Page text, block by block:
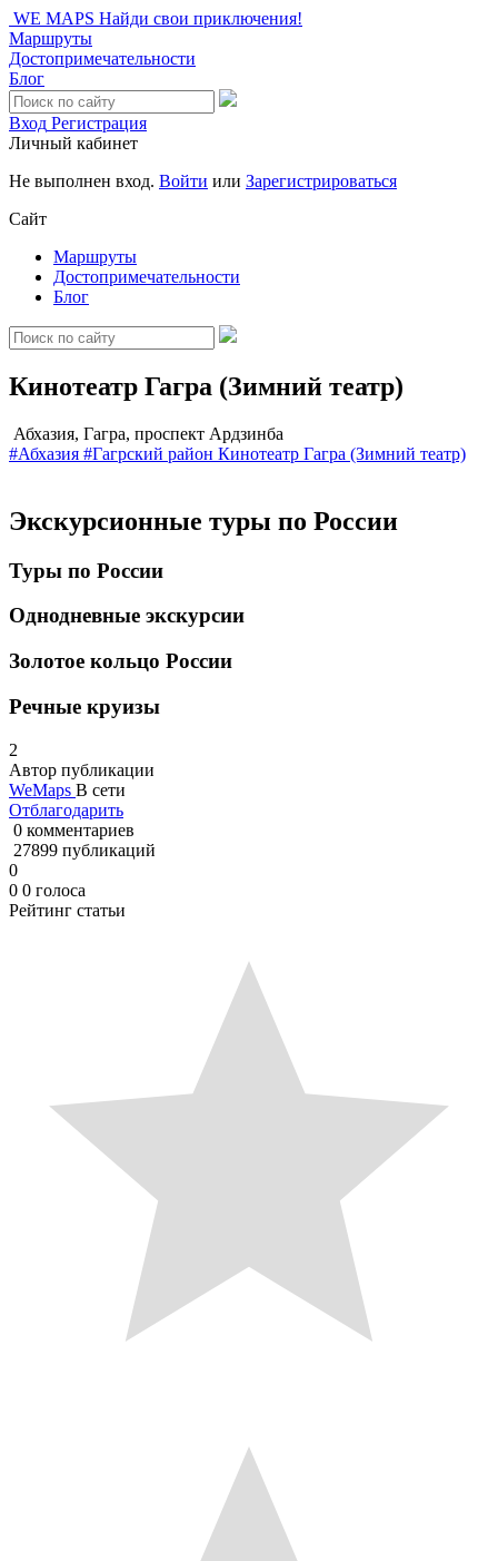
WE MAPS Найди свои приключения!
Маршруты
Достопримечательности
Блог
Вход Регистрация
Личный кабинет
Не выполнен вход. Войти или Зарегистрироваться
Сайт
Маршруты
Достопримечательности
Блог
Кинотеатр Гагра (Зимний театр)
Абхазия, Гагра, проспект Ардзинба
#Абхазия #Гагрский район Кинотеатр Гагра (Зимний театр)
Экскурсионные туры по России
Туры по России
Однодневные экскурсии
Золотое кольцо России
Речные круизы
2
Автор публикации
WeMaps В сети
Отблагодарить
0 комментариев
27899 публикаций
0
0 0 голоса
Рейтинг статьи